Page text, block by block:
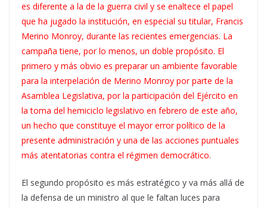
es diferente a la de la guerra civil y se enaltece el papel
que ha jugado la institución, en especial su titular, Francis
Merino Monroy, durante las recientes emergencias. La
campaña tiene, por lo menos, un doble propósito. El
primero y más obvio es preparar un ambiente favorable
para la interpelación de Merino Monroy por parte de la
Asamblea Legislativa, por la participación del Ejército en
la toma del hemiciclo legislativo en febrero de este año,
un hecho que constituye el mayor error político de la
presente administración y una de las acciones puntuales
más atentatorias contra el régimen democrático.
El segundo propósito es más estratégico y va más allá de
la defensa de un ministro al que le faltan luces para